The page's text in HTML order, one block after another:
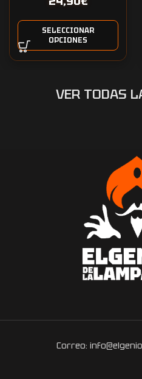
SELECCIONAR
OPCIONES
VER TODAS
Correo: